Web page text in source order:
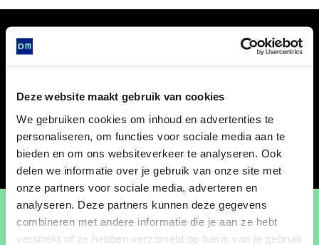
Deze website maakt gebruik van cookies
We gebruiken cookies om inhoud en advertenties te
personaliseren, om functies voor sociale media aan te
bieden en om ons websiteverkeer te analyseren. Ook
delen we informatie over je gebruik van onze site met
onze partners voor sociale media, adverteren en
analyseren. Deze partners kunnen deze gegevens
combineren met andere informatie die je aan ze hebt
verstrekt of ze hebben verzameld op basis van je gebruik
Labyrinthia
magische
reis
door
de
tijd
Verander jecookie instellingenom deze video te
Bekijk onze topstukken